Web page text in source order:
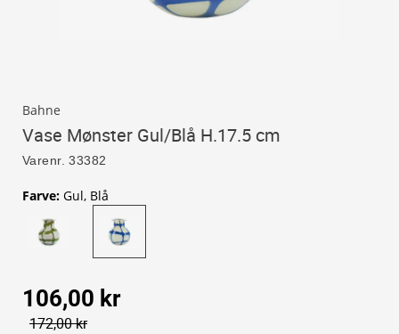
Bahne
Vase Mønster Gul/Blå H.17.5 cm
Varenr. 33382
Farve: Gul, Blå
106,00 kr
172,00 kr